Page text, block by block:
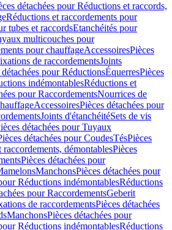
détachées pour Réductions et raccords,
Réductions et raccordements pour
tubes et raccordsEtanchéités pour
multicouches pour
pour chauffageAccessoiresPièces
de raccordementsJoints
détachées pour RéductionsÉquerresPièces
indémontablesRéductions et
pour RaccordementsNourrices de
AccessoiresPièces détachées pour
Joints d'étanchéitéSets de vis
détachées pour Tuyaux
détachées pour CoudesTésPièces
raccordements, démontablesPièces
Pièces détachées pour
ManchonsPièces détachées pour
Réductions indémontablesRéductions
pour RaccordementsGeberit
de raccordementsPièces détachées
ManchonsPièces détachées pour
Réductions indémontablesRéductions